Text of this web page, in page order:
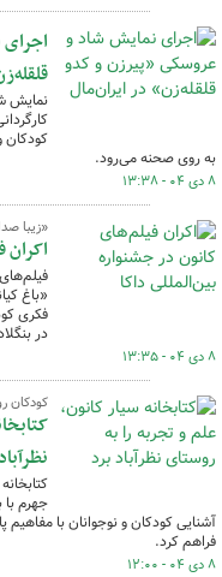
نمایش
کودکان
به روی صحنه می‌رود.
۸ دی ۰۴ - ۱۳:۳۸
«زیبا
اکران
«باغ
فکری
در
۸ دی ۰۴ - ۱۳:۳۵
کودکان
جهرم با
آشنایی کودکان و نوجوانان با
فراهم کرد.
۸ دی ۰۴ - ۱۲:۰۰